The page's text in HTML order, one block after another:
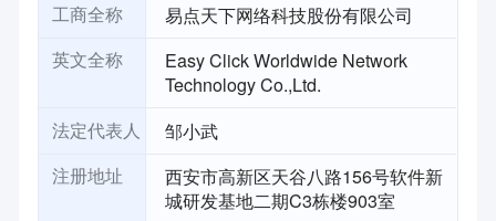
工商全称 易点天下网络科技股份有限公司
英文全称
Easy Click Worldwide Network
Technology Co.,Ltd.
法定代表人 邹小武
注册地址
西安市高新区天谷八路156号软件新
城研发基地二期C3栋楼903室